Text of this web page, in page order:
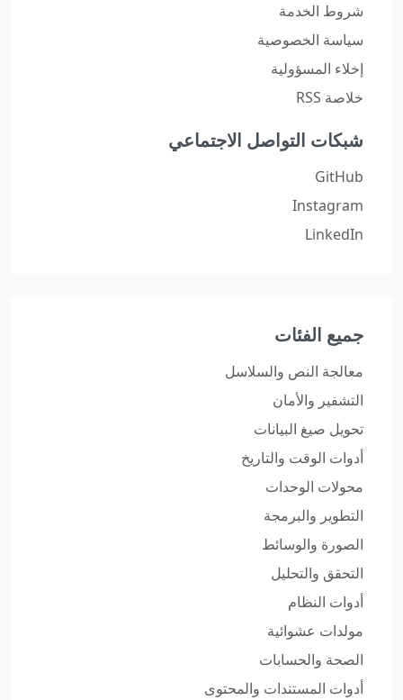
شروط الخدمة
سياسة الخصوصية
إخلاء المسؤولية
خلاصة RSS
شبكات التواصل الاجتماعي
GitHub
Instagram
LinkedIn
جميع الفئات
معالجة النص والسلاسل
التشفير والأمان
تحويل صيغ البيانات
أدوات الوقت والتاريخ
محولات الوحدات
التطوير والبرمجة
الصورة والوسائط
التحقق والتحليل
أدوات النظام
مولدات عشوائية
الصحة والحسابات
أدوات المستندات والمحتوى